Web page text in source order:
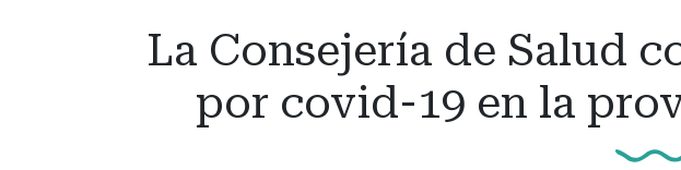
La Consejería de Salud
por covid-19 en la